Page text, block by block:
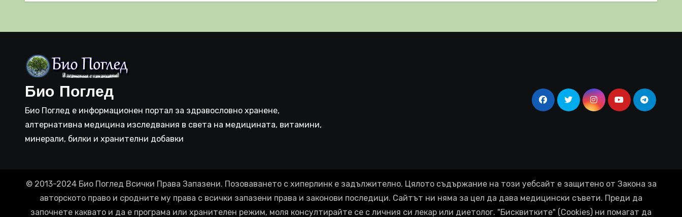
Био Поглед
Био Поглед е информационен портал за здравословно хранене,
алтернативна медицина изследвания в света на медицината, витамини,
минерали, билки и хранителни добавки
© 2013-2024 Био Поглед Всички Права Запазени. Позоваването с хиперлинк е задължително. Цялото съдържание на този уебсайт е защитено от Закона за
авторското право и сродните му права с всички запазени права и законови последици. Сайтът ни няма за цел да дава медицински съвети. Преди да
започнете каквато и да е програма или хранителен режим, моля консултирайте се с личния си лекар или диетолог. "Бисквитките" (Cookies) ни помагат да